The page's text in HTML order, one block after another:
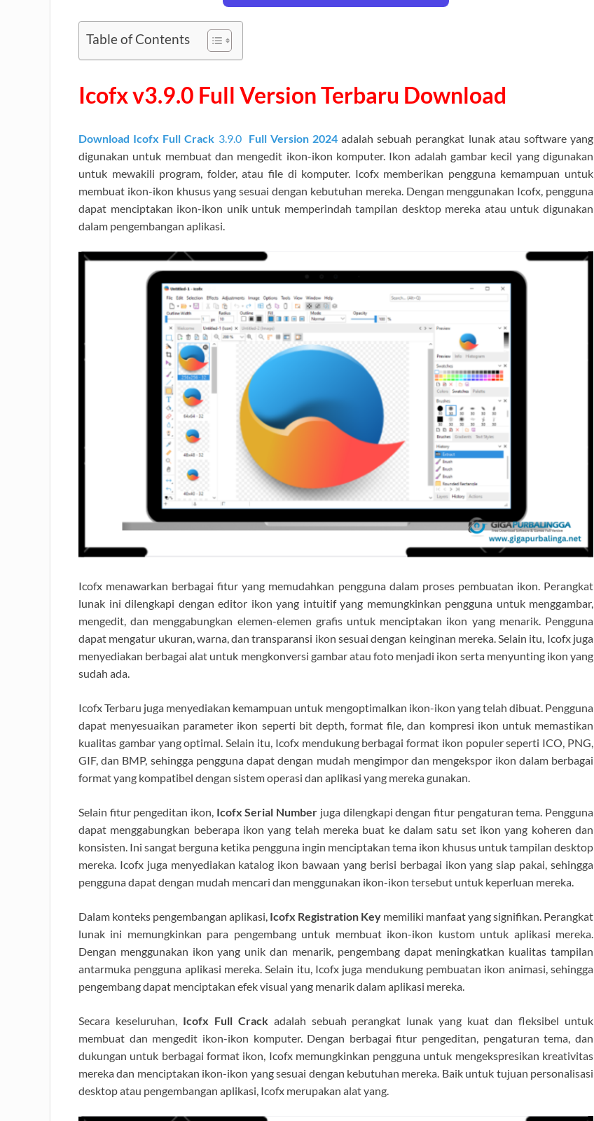
Table of Contents
Icofx v3.9.0 Full Version Terbaru Download
Download Icofx Full Crack 3.9.0 Full Version 2024 adalah sebuah perangkat lunak atau software yang
digunakan untuk membuat dan mengedit ikon-ikon komputer. Ikon adalah gambar kecil yang digunakan
untuk mewakili program, folder, atau file di komputer. Icofx memberikan pengguna kemampuan untuk
membuat ikon-ikon khusus yang sesuai dengan kebutuhan mereka. Dengan menggunakan Icofx, pengguna
dapat menciptakan ikon-ikon unik untuk memperindah tampilan desktop mereka atau untuk digunakan
dalam pengembangan aplikasi.
Icofx menawarkan berbagai fitur yang memudahkan pengguna dalam proses pembuatan ikon. Perangkat
lunak ini dilengkapi dengan editor ikon yang intuitif yang memungkinkan pengguna untuk menggambar,
mengedit, dan menggabungkan elemen-elemen grafis untuk menciptakan ikon yang menarik. Pengguna
dapat mengatur ukuran, warna, dan transparansi ikon sesuai dengan keinginan mereka. Selain itu, Icofx juga
menyediakan berbagai alat untuk mengkonversi gambar atau foto menjadi ikon serta menyunting ikon yang
sudah ada.
Icofx Terbaru juga menyediakan kemampuan untuk mengoptimalkan ikon-ikon yang telah dibuat. Pengguna
dapat menyesuaikan parameter ikon seperti bit depth, format file, dan kompresi ikon untuk memastikan
kualitas gambar yang optimal. Selain itu, Icofx mendukung berbagai format ikon populer seperti ICO, PNG,
GIF, dan BMP, sehingga pengguna dapat dengan mudah mengimpor dan mengekspor ikon dalam berbagai
format yang kompatibel dengan sistem operasi dan aplikasi yang mereka gunakan.
Selain fitur pengeditan ikon, Icofx Serial Number juga dilengkapi dengan fitur pengaturan tema. Pengguna
dapat menggabungkan beberapa ikon yang telah mereka buat ke dalam satu set ikon yang koheren dan
konsisten. Ini sangat berguna ketika pengguna ingin menciptakan tema ikon khusus untuk tampilan desktop
mereka. Icofx juga menyediakan katalog ikon bawaan yang berisi berbagai ikon yang siap pakai, sehingga
pengguna dapat dengan mudah mencari dan menggunakan ikon-ikon tersebut untuk keperluan mereka.
Dalam konteks pengembangan aplikasi, Icofx Registration Key memiliki manfaat yang signifikan. Perangkat
lunak ini memungkinkan para pengembang untuk membuat ikon-ikon kustom untuk aplikasi mereka.
Dengan menggunakan ikon yang unik dan menarik, pengembang dapat meningkatkan kualitas tampilan
antarmuka pengguna aplikasi mereka. Selain itu, Icofx juga mendukung pembuatan ikon animasi, sehingga
pengembang dapat menciptakan efek visual yang menarik dalam aplikasi mereka.
Secara keseluruhan, Icofx Full Crackadalah sebuah perangkat lunak yang kuat dan fleksibel untuk
membuat dan mengedit ikon-ikon komputer. Dengan berbagai fitur pengeditan, pengaturan tema, dan
dukungan untuk berbagai format ikon, Icofx memungkinkan pengguna untuk mengekspresikan kreativitas
mereka dan menciptakan ikon-ikon yang sesuai dengan kebutuhan mereka. Baik untuk tujuan personalisasi
desktop atau pengembangan aplikasi, Icofx merupakan alat yang.